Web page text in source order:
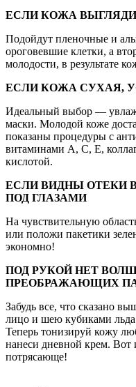
ЕСЛИ КОЖА
Подойдут пленочные и
ороговевшие клетки, а
молодости, в результате
ЕСЛИ КОЖА СУХАЯ,
Идеальный выбор —
маски. Молодой коже
показаны процедуры с
витаминами А, С, Е,
кислотой.
ЕСЛИ ВИДНЫ ОТЕКИ
ПОД ГЛАЗАМИ
На чувствительную
или положи пакетики
экономно!
ПОД РУКОЙ НЕТ
ПРЕОБРАЖАЮЩИХ
Забудь все, что сказано
лицо и шею кубиками льда
Теперь тонизируй кожу
нанеси дневной крем.
потрясающе!